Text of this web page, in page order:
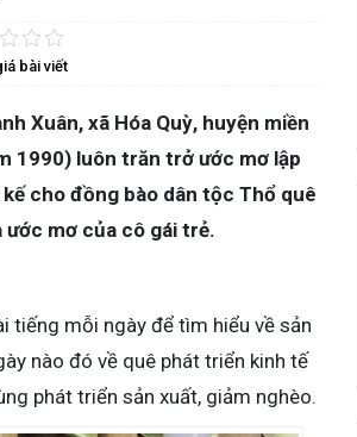
bài viết
Xuân, xã Hóa Quỳ, huyện miền
1990) luôn trăn trở ước mơ lập
cho đồng bào dân tộc Thổ quê
ước mơ của cô gái trẻ.
tiếng mỗi ngày để tìm hiểu về sản
nào đó về quê phát triển kinh tế
phát triển sản xuất, giảm nghèo.